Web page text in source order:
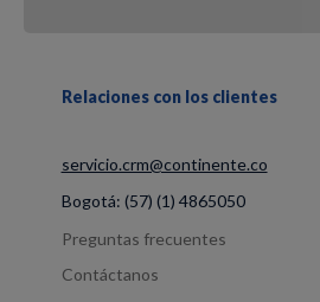
Relaciones con los clientes
servicio.crm@continente.co
Bogotá: (57) (1) 4865050
Preguntas frecuentes
Contáctanos